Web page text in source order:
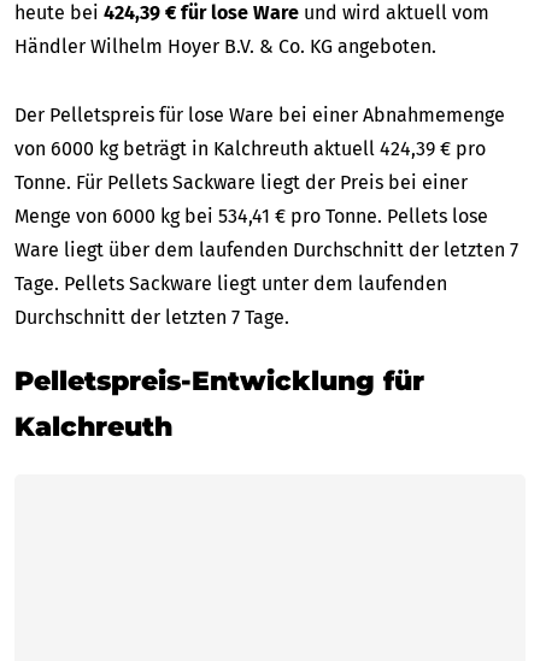
heute bei 424,39 € für lose Ware und wird aktuell vom
Händler Wilhelm Hoyer B.V. & Co. KG angeboten.
Der Pelletspreis für lose Ware bei einer Abnahmemenge
von 6000 kg beträgt in Kalchreuth aktuell 424,39 € pro
Tonne. Für Pellets Sackware liegt der Preis bei einer
Menge von 6000 kg bei 534,41 € pro Tonne. Pellets lose
Ware liegt über dem laufenden Durchschnitt der letzten 7
Tage. Pellets Sackware liegt unter dem laufenden
Durchschnitt der letzten 7 Tage.
Pelletspreis-Entwicklung für
Kalchreuth